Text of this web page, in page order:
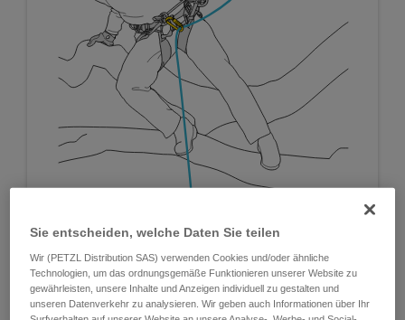
Sie entscheiden, welche Daten Sie teilen
Wir (PETZL Distribution SAS) verwenden Cookies und/oder ähnliche
Technologien, um das ordnungsgemäße Funktionieren unserer Website zu
gewährleisten, unsere Inhalte und Anzeigen individuell zu gestalten und
unseren Datenverkehr zu analysieren. Wir geben auch Informationen über Ihr